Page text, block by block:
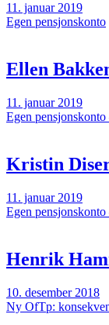
11. januar 2019
Egen pensjonskonto
Ellen
11. januar 2019
Egen
Kristin
11. januar 2019
Egen
Henrik
10. desember 2018
Ny OfTp: